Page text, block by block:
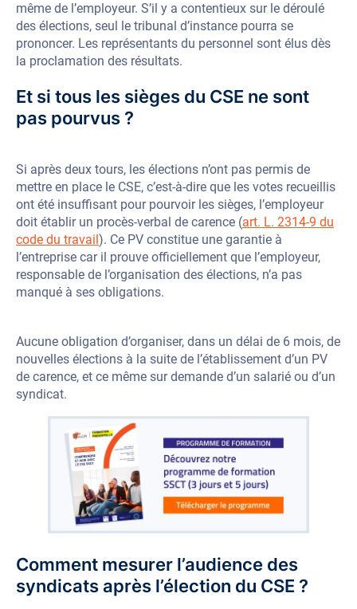
même de l’employeur. S’il y a contentieux sur le déroulé
des élections, seul le tribunal d’instance pourra se
prononcer. Les représentants du personnel sont élus dès
la proclamation des résultats.
Et si tous les sièges du CSE ne sont
pas pourvus ?
Si après deux tours, les élections n’ont pas permis de
mettre en place le CSE, c’est-à-dire que les votes recueillis
ont été insuffisant pour pourvoir les sièges, l’employeur
doit établir un procès-verbal de carence (art. L. 2314-9 du
code du travail ). Ce PV constitue une garantie à
l’entreprise car il prouve officiellement que l’employeur,
responsable de l’organisation des élections, n’a pas
manqué à ses obligations.
Aucune obligation d’organiser, dans un délai de 6 mois, de
nouvelles élections à la suite de l’établissement d’un PV
de carence, et ce même sur demande d’un salarié ou d’un
syndicat.
Comment mesurer l’audience des
syndicats après l’élection du CSE ?